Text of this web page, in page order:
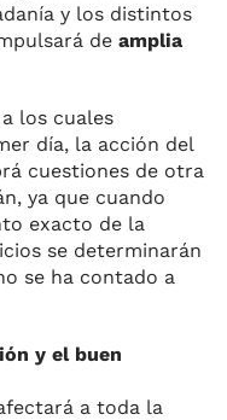
y los distintos
de amplia
los cuales
día, la acción del
cuestiones de otra
ya que cuando
exacto de la
se determinarán
se ha contado a
y el buen
a toda la